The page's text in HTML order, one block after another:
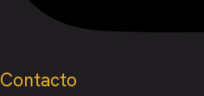
Contacto